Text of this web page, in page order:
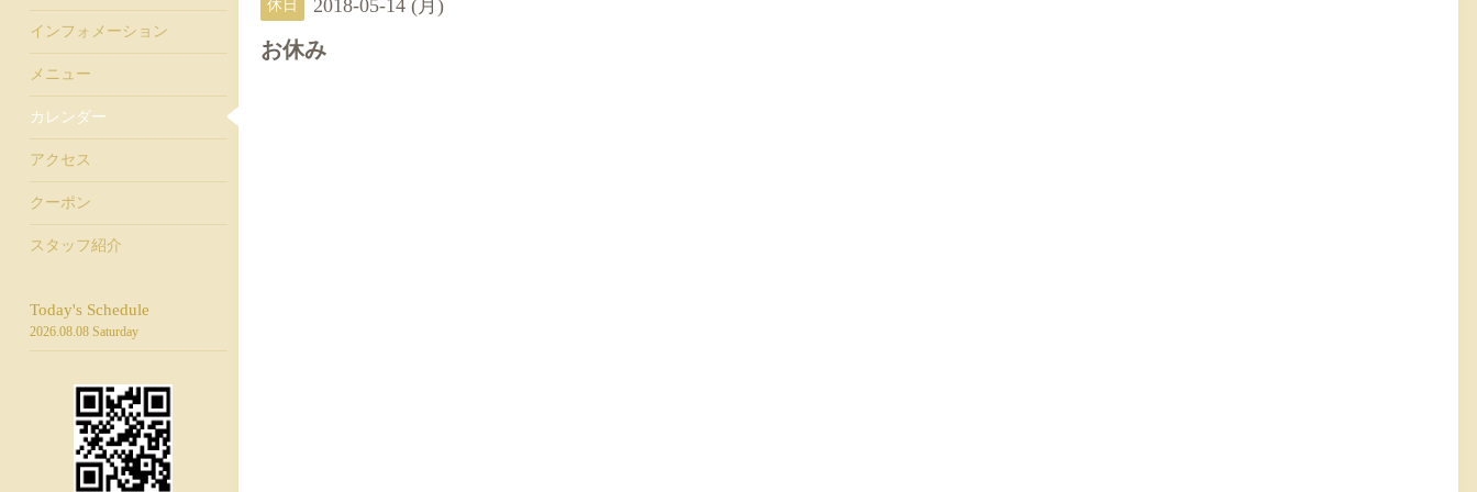
休日 2018-05-14 (月)
お休み
インフォメーション
メニュー
カレンダー
アクセス
クーポン
スタッフ紹介
Today's Schedule
2026.08.08 Saturday